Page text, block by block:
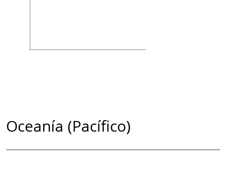
Oceanía (Pacífico)